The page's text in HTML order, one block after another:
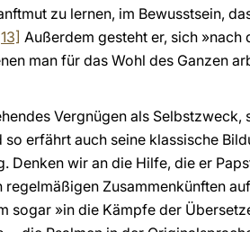
zu lernen, im Bewusstsein,
Außerdem gesteht er, sich »nach
man für das Wohl des Ganzen
Vergnügen als
erfährt auch seine klassische
Denken wir an die Hilfe, die er
Zusammenkünften
sogar »in die Kämpfe der